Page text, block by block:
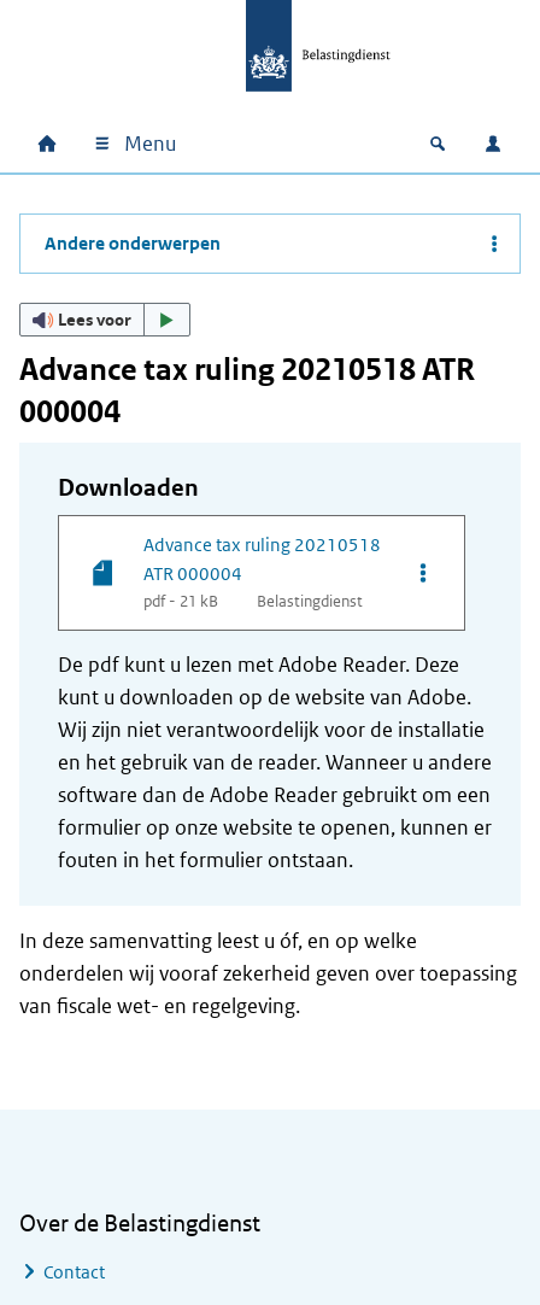
Hoofdnavigatie
Home Menu Open
Andere onderwerpen
Lees voor
Advance tax ruling 20210518 ATR
000004
Downloaden
Advance tax ruling 20210518
ATR 000004
pdf - 21 kB Belastingdienst
Opties van
De pdf kunt u lezen met Adobe Reader. Deze
kunt u downloaden op de website van Adobe.
Wij zijn niet verantwoordelijk voor de installatie
en het gebruik van de reader. Wanneer u andere
software dan de Adobe Reader gebruikt om een
formulier op onze website te openen, kunnen er
fouten in het formulier ontstaan.
In deze samenvatting leest u óf, en op welke
onderdelen wij vooraf zekerheid geven over toepassing
van fiscale wet- en regelgeving.
Over de Belastingdienst
Contact